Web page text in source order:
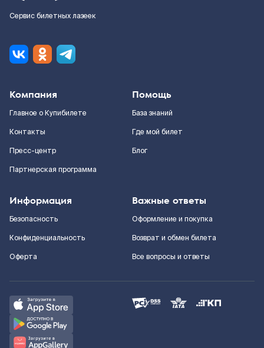
Сервис билетных лазеек
Компания
Главное о Купибилете
Контакты
Пресс-центр
Партнерская программа
Помощь
База знаний
Где мой билет
Блог
Информация
Безопасность
Конфиденциальность
Оферта
Важные ответы
Оформление и покупка
Возврат и обмен билета
Все вопросы и ответы